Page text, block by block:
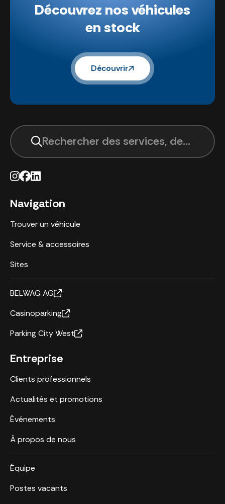
Découvrez nos véhicules
en stock
Découvrir
Rechercher des services, des sites,
Navigation
Trouver un véhicule
Service & accessoires
Sites
BELWAG AG
Casinoparking
Parking City West
Entreprise
Clients professionnels
Actualités et promotions
Événements
À propos de nous
Équipe
Postes vacants